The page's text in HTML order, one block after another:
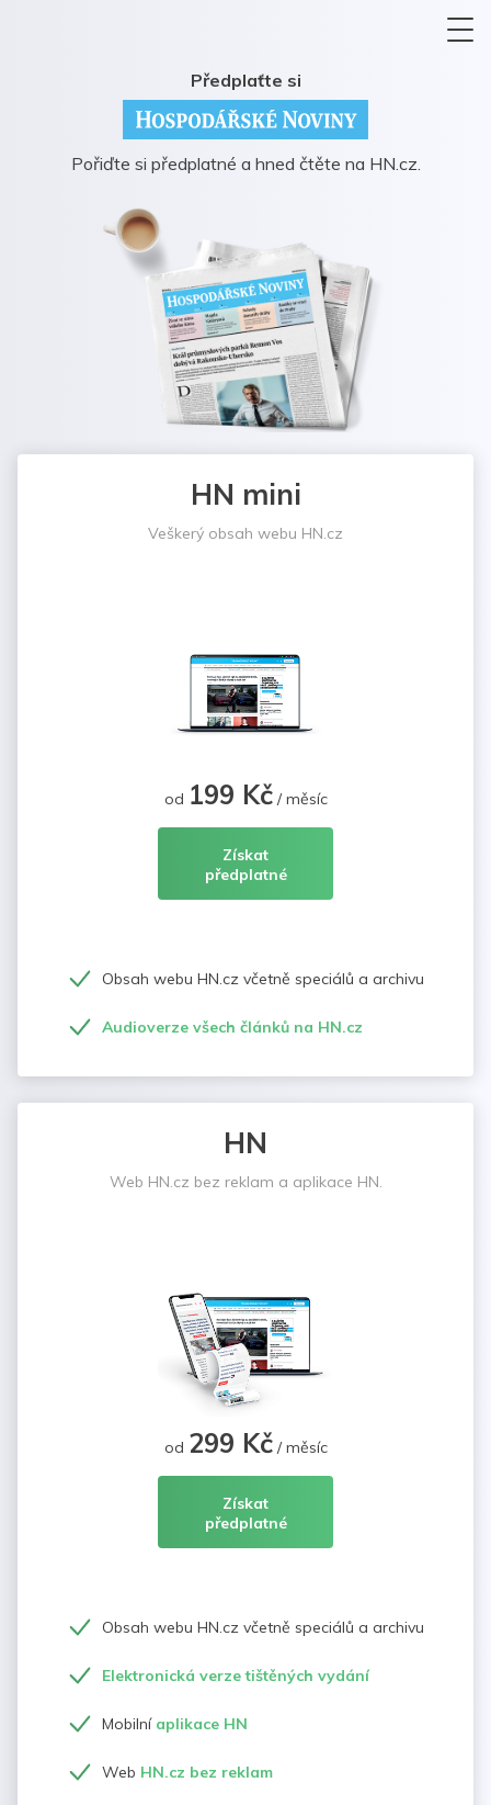
Předplaťte si
Pořiďte si předplatné a hned čtěte na HN.cz.
HN mini
Veškerý obsah webu HN.cz
od 199 Kč/ měsíc
Získat
předplatné
Obsah webu HN.cz včetně speciálů a archivu
Audioverze všech článků na HN.cz
HN
Web HN.cz bez reklam a aplikace HN.
od 299 Kč/ měsíc
Získat
předplatné
Obsah webu HN.cz včetně speciálů a archivu
Elektronická verze tištěných vydání
Mobilní aplikace HN
Web HN.cz bez reklam